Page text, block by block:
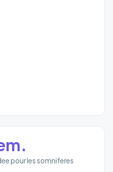
pour les somniferes